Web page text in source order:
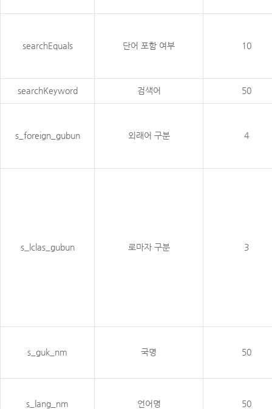
searchEquals 단어 포함 여부 10
searchKeyword 검색어 50
s_foreign_gubun 외래어 구분 4
s_lclas_gubun 로마자 구분 3
s_guk_nm 국명 50
s_lang_nm 언어명 50